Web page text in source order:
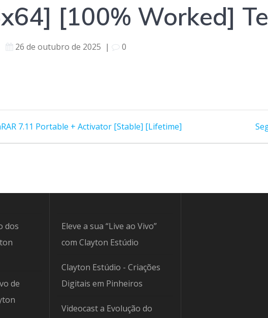
[100% Worked]
26 de outubro de 2025 | 0
7.11 Portable + Activator [Stable] [Lifetime]
dos
de
Eleve a sua “Live ao Vivo”
com Clayton Estúdio
Clayton Estúdio - Criações
Digitais em Pinheiros
Videocast a Evolução do